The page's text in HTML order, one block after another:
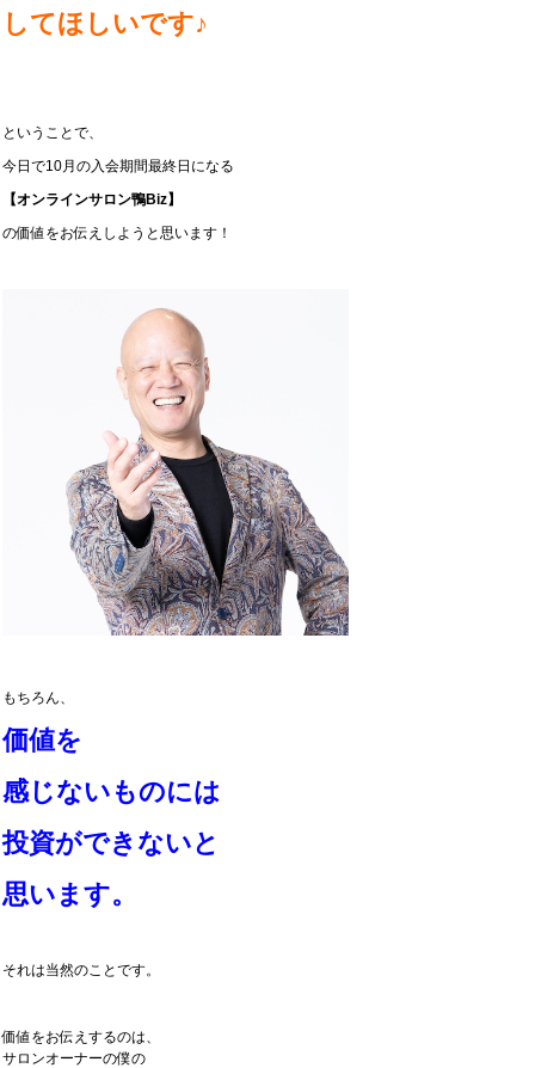
してほしいです♪
ということで、
今日で10月の入会期間最終日になる
【オンラインサロン鴨Biz】
の価値をお伝えしようと思います！
もちろん、
価値を
感じないものには
投資ができないと
思います。
それは当然のことです。
価値をお伝えするのは、
サロンオーナーの僕の